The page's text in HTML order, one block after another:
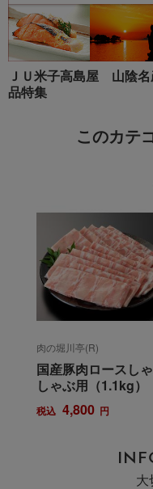
ＪＵ米子高島屋 山陰
品特集
このカテ
肉の堀川亭(R)
国産豚肉ロースし
しゃぶ用（1.1kg）
税込 4,800 円
大